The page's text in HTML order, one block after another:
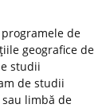
de
geografice de
studii
de studii
limbă de